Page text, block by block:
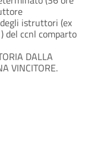
istruttori (ex
del ccnl comparto
DALLA
VINCITORE.